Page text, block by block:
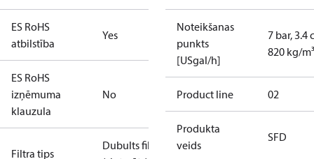
ES RoHS
atbilstība
Yes
ES RoHS
izņēmuma
klauzula
No
Filtra tips
Dubults filtrs
Noteikšanas
punkts
[USgal/h]
7 bar, 3.4
820 kg/m³
Product line 02
Produkta
veids
SFD